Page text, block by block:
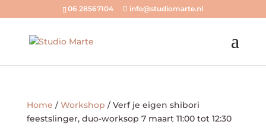
06 28567104 info@studiomarte.nl
Home /Workshop / Verf je eigen shibori
feestslinger, duo-worksop 7 maart 11:00 tot 12:30